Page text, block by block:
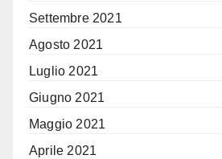
Settembre 2021
Agosto 2021
Luglio 2021
Giugno 2021
Maggio 2021
Aprile 2021